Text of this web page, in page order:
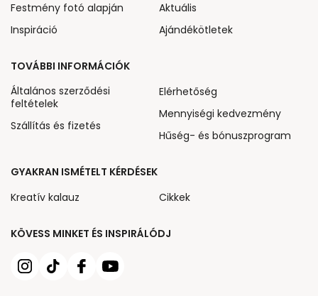
KÖVESS MINKET ÉS INSPIRÁLÓDJ
Festmény fotó alapján
Inspiráció
Aktuális
Ajándékötletek
TOVÁBBI INFORMÁCIÓK
Általános szerződési
feltételek
Szállítás és fizetés
Elérhetőség
Mennyiségi kedvezmény
Hűség- és bónuszprogram
GYAKRAN ISMÉTELT KÉRDÉSEK
Kreatív kalauz
Cikkek